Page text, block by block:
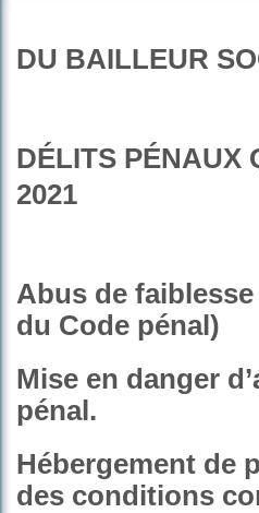
DU BAILLEUR
DÉLITS PÉNAUX
2021
Abus de faiblesse
du Code pénal)
Mise en danger
pénal.
Hébergement de
des conditions